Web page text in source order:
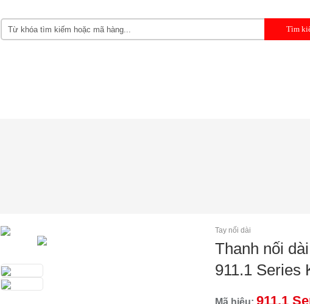
Tay nối dài
Thanh nối
911.1 Series
Mã hiệu:911.1